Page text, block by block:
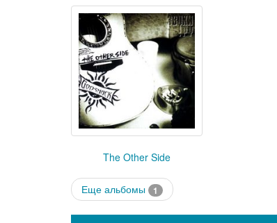
The Other Side
Еще альбомы 1